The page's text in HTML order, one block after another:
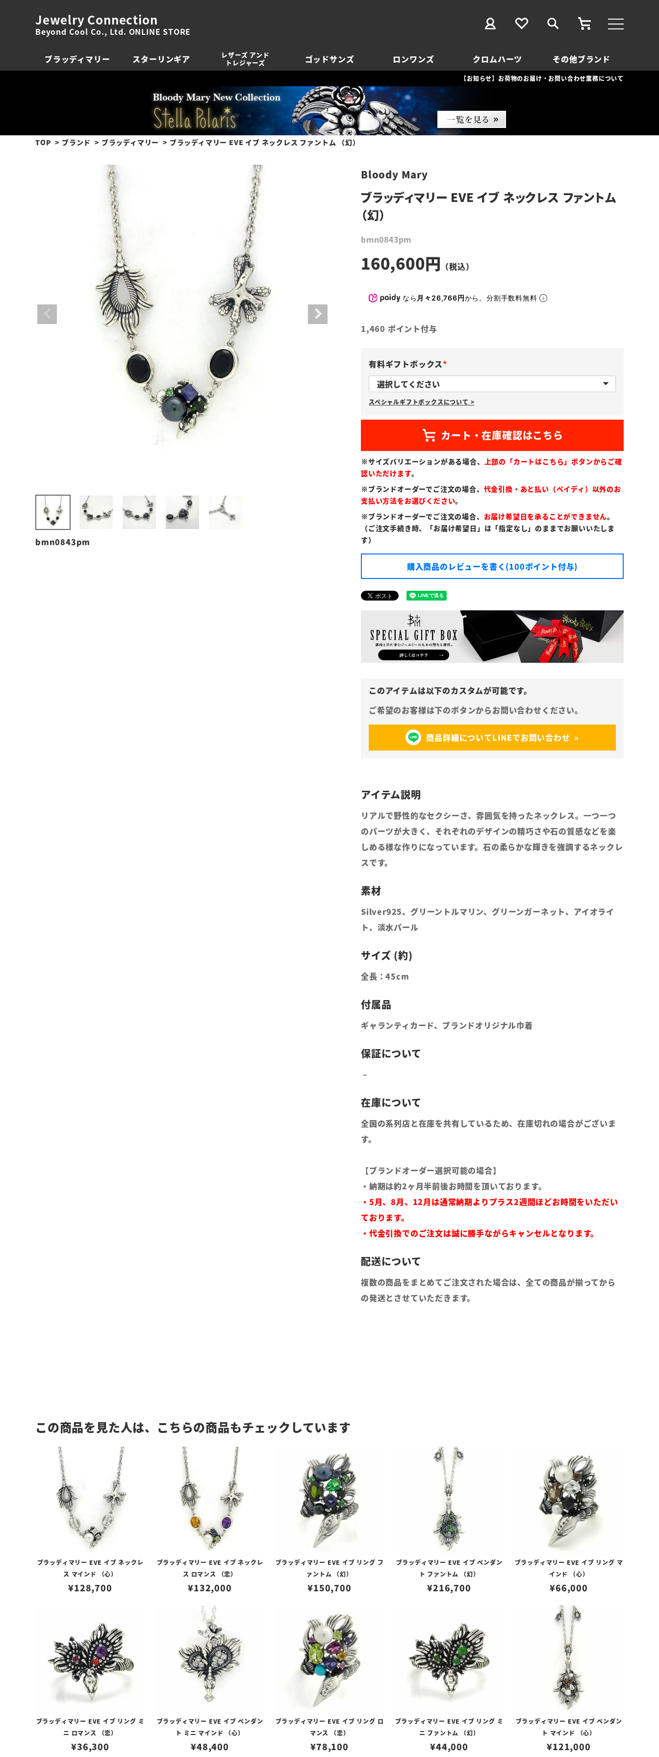
Jewelry Connection
Beyond Cool Co., Ltd. ONLINE STORE
ブラッディマリー スターリンギア
レザーズ アンド
トレジャーズ
ゴッドサンズ ロンワンズ クロムハーツ その他ブランド
【お知らせ】お荷物のお届け・お問い合わせ業務について
TOP ブランド ブラッディマリー ブラッディマリー EVE イブ ネックレス ファントム （幻）
bmn0843pm
Bloody Mary
ブラッディマリー EVE イブ ネックレス ファントム
（幻）
bmn0843pm
160,600
なら 月々26,766円から。分割手数料無料
1,460 ポイント付与
有料ギフトボックス
(
必
スペシャルギフトボックスについて >
※サイズバリエーションがある場合、
上部の「カートはこちら」ボタンからご確
認いただけます。
※ブランドオーダーでご注文の場合、 代金引換・あと払い（ペイディ）以外のお
支払い方法をお選びください。
※ブランドオーダーでご注文の場合、 お届け希望日を承ることができません。
（ご注文手続き時、「お届け希望日」は「指定なし」のままでお願いいたしま
す）
購入商品のレビューを書く(100ポイント付与)
商品詳細についてLINEでお問い合わせ
リアルで野性的なセクシーさ、雰囲気を持ったネックレス。一つ一つ
のパーツが大きく、それぞれのデザインの精巧さや石の質感などを楽
しめる様な作りになっています。石の柔らかな輝きを強調するネックレ
スです。
Silver925、グリーントルマリン、グリーンガーネット、アイオライ
ト、淡水パール
全長：45cm
ギャランティカード、ブランドオリジナル巾着
全国の系列店と在庫を共有しているため、在庫切れの場合がございま
す。
【ブランドオーダー選択可能の場合】
・納期は約2ヶ月半前後お時間を頂いております。
・5月、8月、12月は通常納期よりプラス2週間ほどお時間をいただい
ております。
・代金引換でのご注文は誠に勝手ながらキャンセルとなります。
複数の商品をまとめてご注文された場合は、全ての商品が揃ってから
の発送とさせていただきます。
この商品を見た人は、こちらの商品もチェックしています
ブラッディマリー EVE イブ ネックレ
ス マインド （心）
¥128,700
ブラッディマリー EVE イブ ネックレ
ス ロマンス （恋）
¥132,000
ブラッディマリー EVE イブ リング フ
ァントム （幻）
¥150,700
ブラッディマリー EVE イブ ペンダン
ト ファントム （幻）
¥216,700
ブラッディマリー EVE イブ リング マ
インド （心）
¥66,000
ブラッディマリー EVE イブ リング ミ
ニ ロマンス （恋）
¥36,300
ブラッディマリー EVE イブ ペンダン
ト ミニ マインド （心）
¥48,400
ブラッディマリー EVE イブ リング ロ
マンス （恋）
¥78,100
ブラッディマリー EVE イブ リング ミ
ニ ファントム （幻）
¥44,000
ブラッディマリー EVE イブ ペンダン
ト マインド （心）
¥121,000